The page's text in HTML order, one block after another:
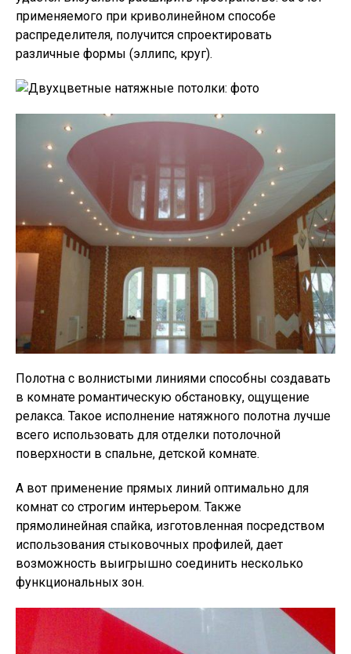
применяемого при криволинейном способе
распределителя, получится спроектировать
различные формы (эллипс, круг).
Полотна с волнистыми линиями способны создавать
в комнате романтическую обстановку, ощущение
релакса. Такое исполнение натяжного полотна лучше
всего использовать для отделки потолочной
поверхности в спальне, детской комнате.
А вот применение прямых линий оптимально для
комнат со строгим интерьером. Также
прямолинейная спайка, изготовленная посредством
использования стыковочных профилей, дает
возможность выигрышно соединить несколько
функциональных зон.